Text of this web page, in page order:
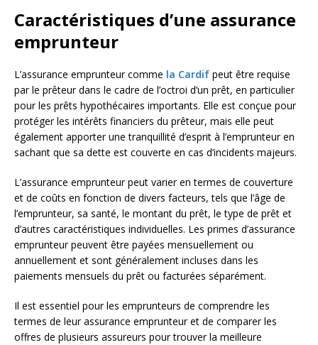
Caractéristiques d’une assurance
emprunteur
L’assurance emprunteur comme la Cardif peut être requise
par le prêteur dans le cadre de l’octroi d’un prêt, en particulier
pour les prêts hypothécaires importants. Elle est conçue pour
protéger les intérêts financiers du prêteur, mais elle peut
également apporter une tranquillité d’esprit à l’emprunteur en
sachant que sa dette est couverte en cas d’incidents majeurs.
L’assurance emprunteur peut varier en termes de couverture
et de coûts en fonction de divers facteurs, tels que l’âge de
l’emprunteur, sa santé, le montant du prêt, le type de prêt et
d’autres caractéristiques individuelles. Les primes d’assurance
emprunteur peuvent être payées mensuellement ou
annuellement et sont généralement incluses dans les
paiements mensuels du prêt ou facturées séparément.
Il est essentiel pour les emprunteurs de comprendre les
termes de leur assurance emprunteur et de comparer les
offres de plusieurs assureurs pour trouver la meilleure